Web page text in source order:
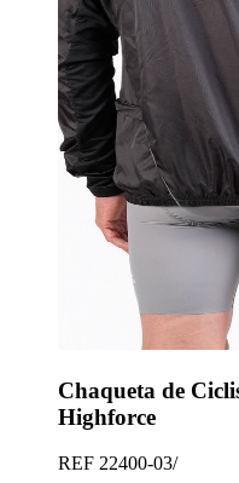
Chaqueta de
Highforce
REF 22400-03/